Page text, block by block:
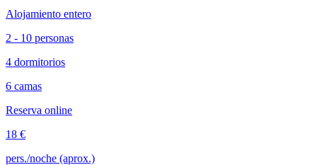
Alojamiento entero
2 - 10 personas
4 dormitorios
6 camas
Reserva online
18 €
pers./noche (aprox.)